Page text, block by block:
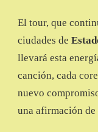
El tour, que
ciudades de
llevará esta
canción, cada
nuevo
una afirmación de